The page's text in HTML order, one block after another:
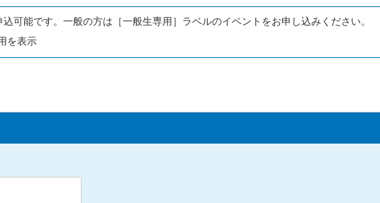
可能です。一般の方は［一般生専用］ラベルのイベントをお申し込みください。
を表示